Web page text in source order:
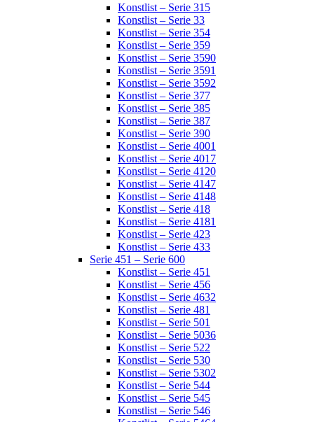
Konstlist – Serie 315
Konstlist – Serie 33
Konstlist – Serie 354
Konstlist – Serie 359
Konstlist – Serie 3590
Konstlist – Serie 3591
Konstlist – Serie 3592
Konstlist – Serie 377
Konstlist – Serie 385
Konstlist – Serie 387
Konstlist – Serie 390
Konstlist – Serie 4001
Konstlist – Serie 4017
Konstlist – Serie 4120
Konstlist – Serie 4147
Konstlist – Serie 4148
Konstlist – Serie 418
Konstlist – Serie 4181
Konstlist – Serie 423
Konstlist – Serie 433
Serie 451 – Serie 600
Konstlist – Serie 451
Konstlist – Serie 456
Konstlist – Serie 4632
Konstlist – Serie 481
Konstlist – Serie 501
Konstlist – Serie 5036
Konstlist – Serie 522
Konstlist – Serie 530
Konstlist – Serie 5302
Konstlist – Serie 544
Konstlist – Serie 545
Konstlist – Serie 546